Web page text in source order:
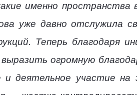
именно
уже давно отслужила
Теперь благодаря
выразить огромную
и деятельное участие